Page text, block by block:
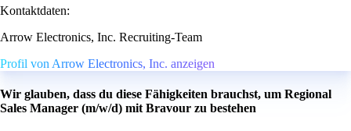
Kontaktdaten:
Arrow Electronics, Inc. Recruiting-Team
Profil von Arrow Electronics, Inc. anzeigen
Wir glauben, dass du diese Fähigkeiten brauchst, um Regional
Sales Manager (m/w/d) mit Bravour zu bestehen